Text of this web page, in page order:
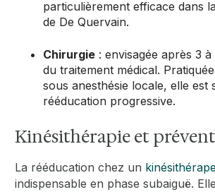
particulièrement efficace dans
de De Quervain.
Chirurgie : envisagée après 3
du traitement médical.
sous anesthésie locale, elle est
rééducation progressive.
Kinésithérapie et
La rééducation chez un
indispensable en phase subaiguë.